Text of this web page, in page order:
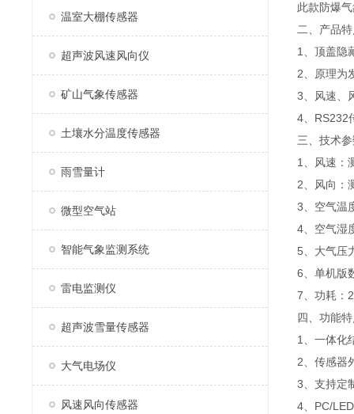
温室大棚传感器
超声波风速风向仪
矿山气象传感器
土壤水分温度传感器
雨雪量计
微型空气站
智能气象监测系统
雷电监测仪
超声波雪量传感器
大气电场仪
风速风向传感器
此款防爆
二、产品
1、顶盖隐
2、原理为
3、风速、
4、RS232
三、技术
1、风速：
2、风向：
3、空气温
4、空气湿
5、大气压
6、单机版
7、功耗：
四、功能
1、一体化
2、传感器
3、支持定
4、PC/